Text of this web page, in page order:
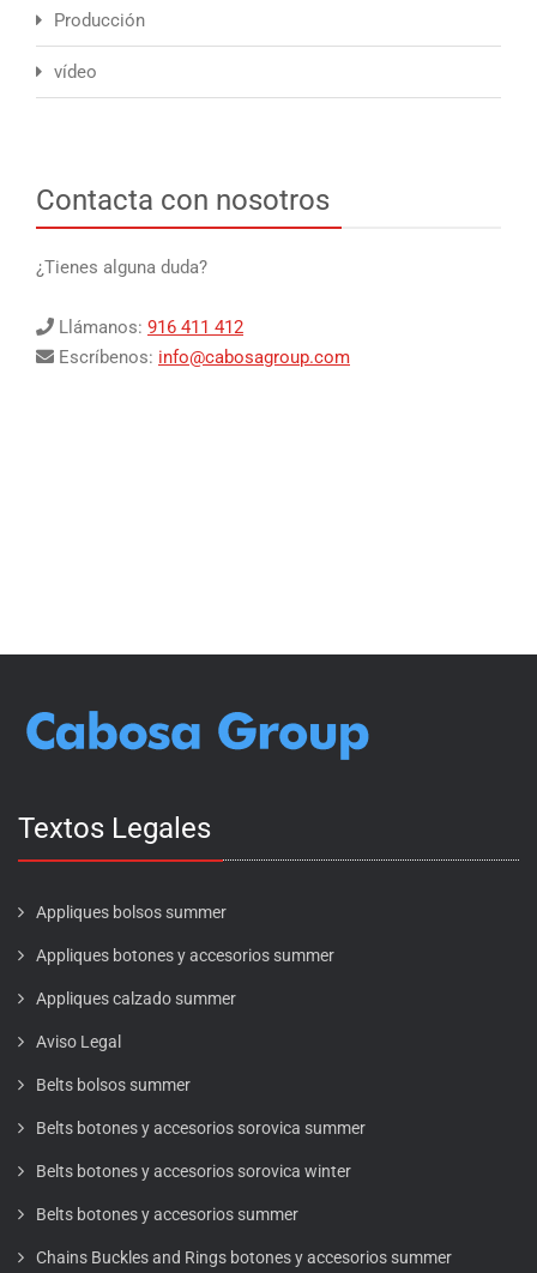
Producción
vídeo
Contacta con nosotros
¿Tienes alguna duda?
Llámanos: 916 411 412
Escríbenos: info@cabosagroup.com
Textos Legales
Appliques bolsos summer
Appliques botones y accesorios summer
Appliques calzado summer
Aviso Legal
Belts bolsos summer
Belts botones y accesorios sorovica summer
Belts botones y accesorios sorovica winter
Belts botones y accesorios summer
Chains Buckles and Rings botones y accesorios summer